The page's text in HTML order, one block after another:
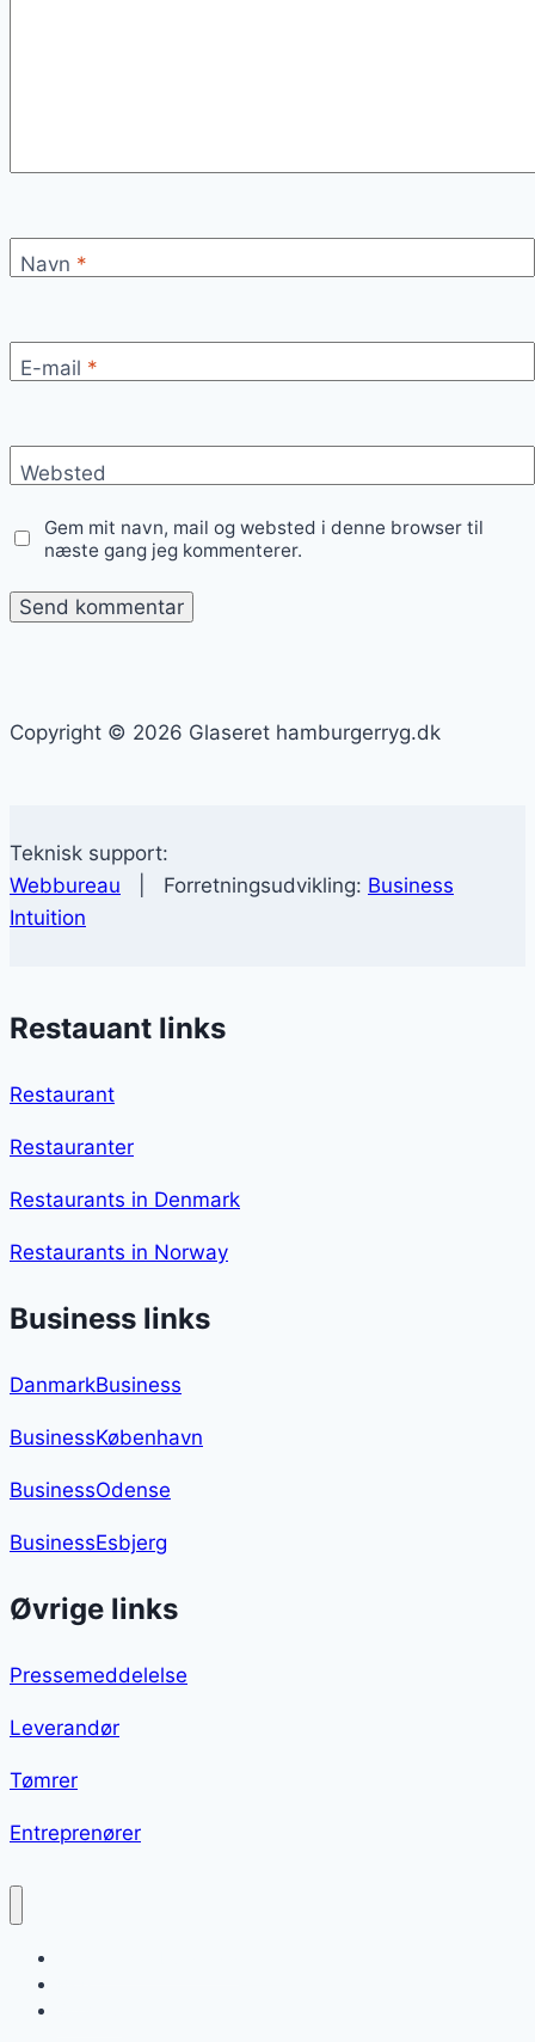
Navn *
E-mail *
Websted
Gem mit navn, mail og websted i denne browser til
næste gang jeg kommenterer.
Copyright © 2026 Glaseret hamburgerryg.dk
Teknisk support:
Webbureau | Forretningsudvikling: Business
Intuition
Restauant links
Restaurant
Restauranter
Restaurants in Denmark
Restaurants in Norway
Business links
DanmarkBusiness
BusinessKøbenhavn
BusinessOdense
BusinessEsbjerg
Øvrige links
Pressemeddelelse
Leverandør
Tømrer
Entreprenører